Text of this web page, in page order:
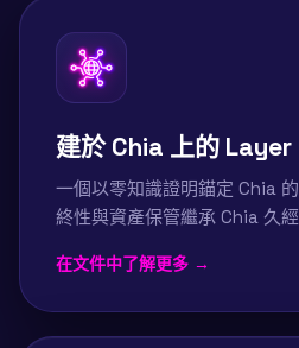
建於 Chia 上的 Layer
一個以零知識證明錨定 Chia
終性與資產保管繼承 Chia 久
在文件中了解更多 →